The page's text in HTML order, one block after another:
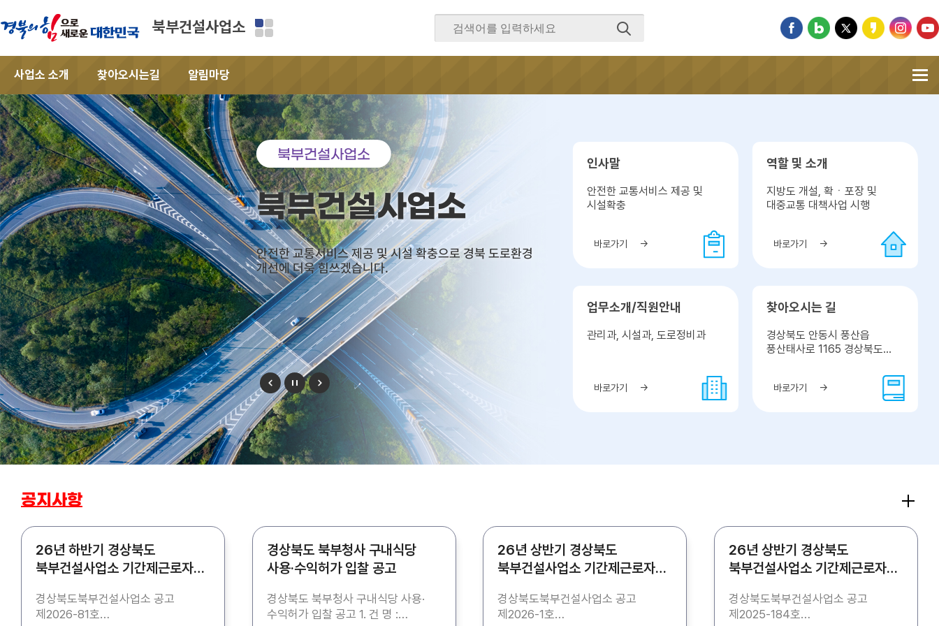
북부건설사업소
사업소 소개 찾아오시는길 알림마당
북부건설사업소
북부건설사업소
안전한 교통서비스 제공 및 시설 확충으로 경북 도로환경
개선에 더욱 힘쓰겠습니다.
인사말
안전한 교통서비스 제공 및
시설확충
바로가기
역할 및 소개
지방도 개설, 확ㆍ포장 및
대중교통 대책사업 시행
바로가기
업무소개/직원안내
관리과, 시설과, 도로정비과
바로가기
찾아오시는 길
경상북도 안동시 풍산읍
풍산태사로 1165 경상북도
바로가기
공지사항
26년 하반기 경상북도
북부건설사업소 기간제근로자
경상북도북부건설사업소 공고
제2026-81호
경상북도 북부청사 구내식당
사용·수익허가 입찰 공고
경상북도 북부청사 구내식당 사용·
수익허가 입찰 공고 1. 건 명 :
26년 상반기 경상북도
북부건설사업소 기간제근로자
경상북도북부건설사업소 공고
제2026-1호
26년 상반기 경상북도
북부건설사업소 기간제근로자
경상북도북부건설사업소 공고
제2025-184호